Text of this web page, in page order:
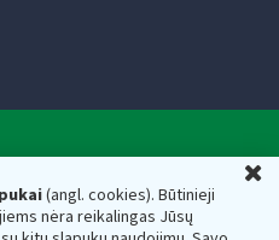
(angl. cookies). Būtinieji
nėra reikalingas Jūsų
prie Lietuvos
kodas — 188659752,